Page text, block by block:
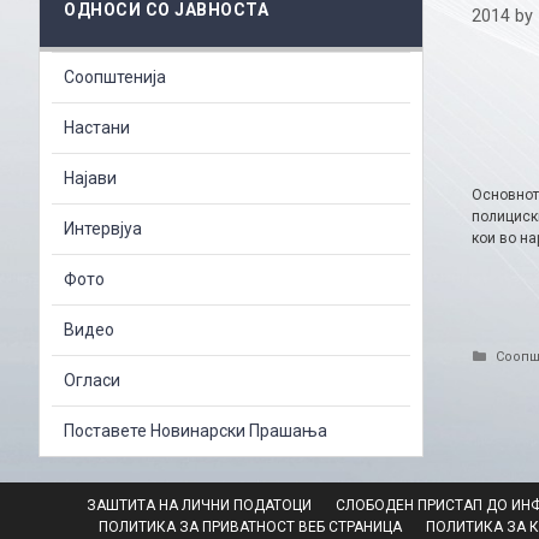
2014 by
кои во
ОДНОСИ СО ЈАВНОСТА
Соопштенија
Настани
Најави
Интервјуа
Фото
Видео
Огласи
Поставете Новинарски Прашања
ЗАШТИТА НА ЛИЧНИ ПОДАТОЦИ СЛОБОДЕН ПРИСТАП ДО
ПОЛИТИКА ЗА ПРИВАТНОСТ ВЕБ СТРАНИЦА
ПОЛИТИКА ЗА